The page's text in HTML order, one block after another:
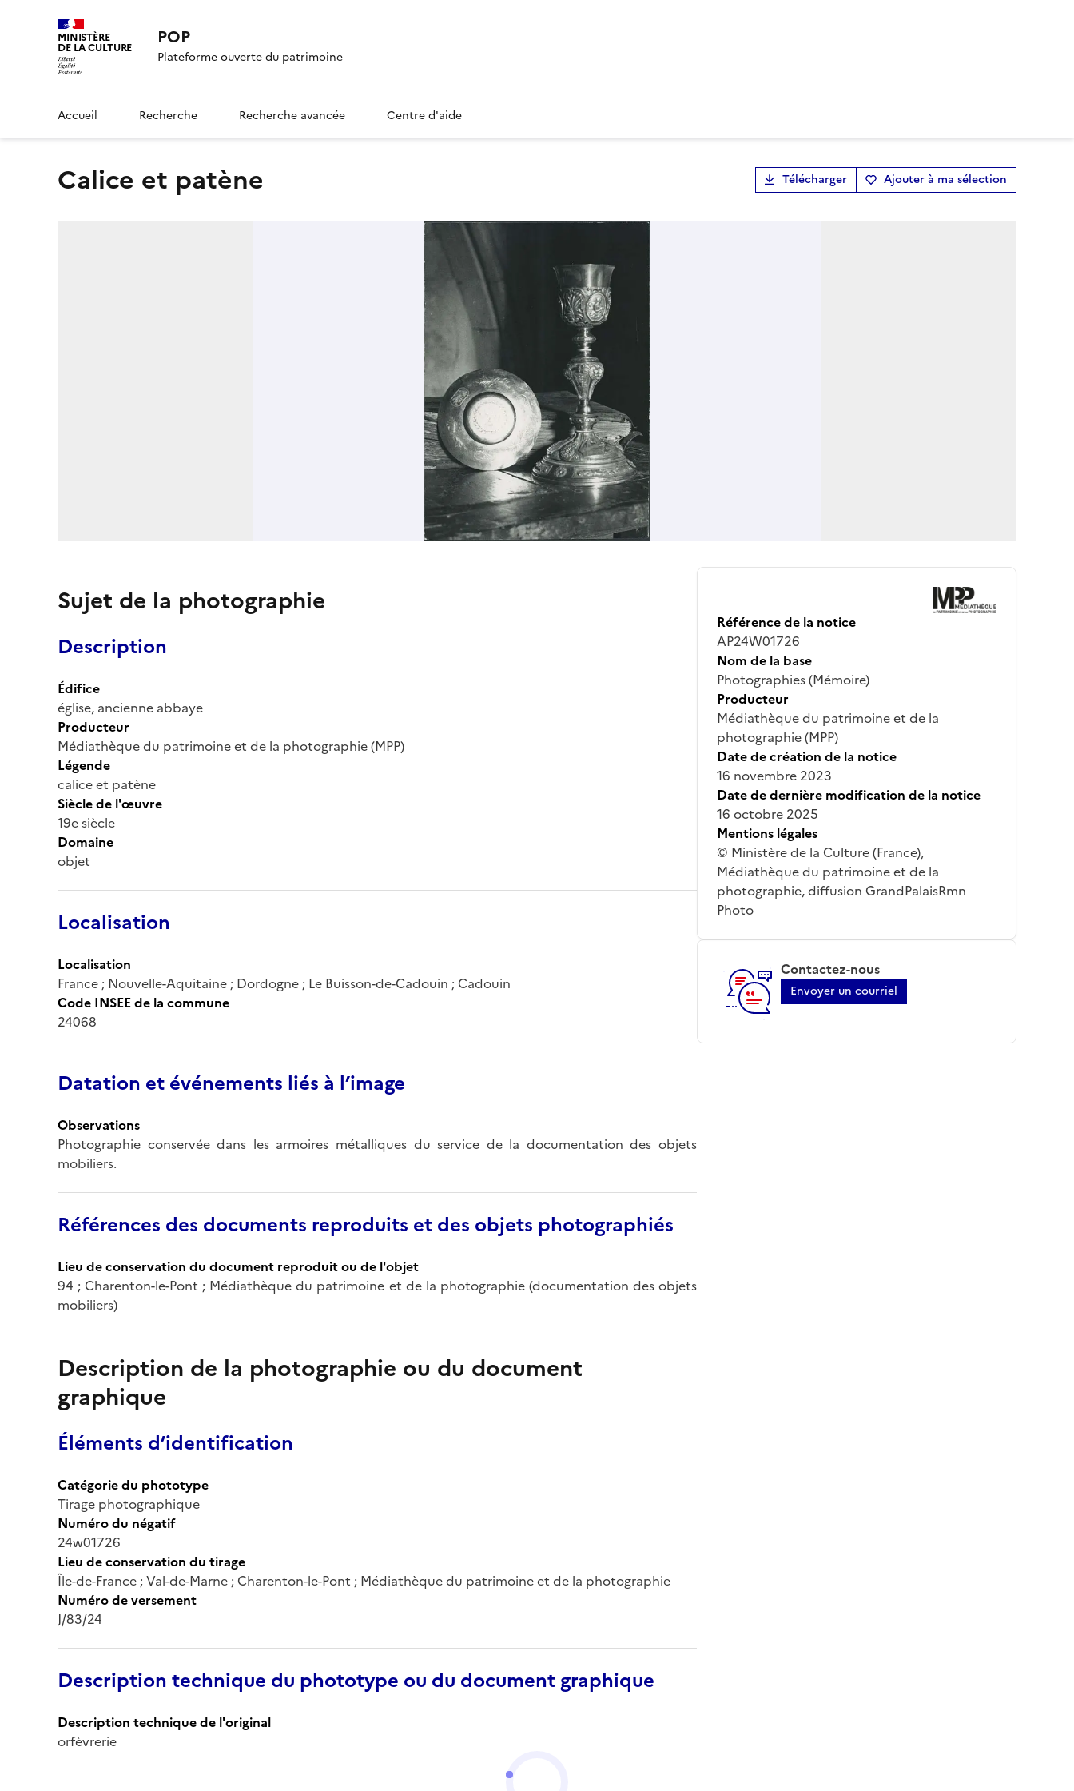
MINISTÈRE
DE LA CULTURE POP
Plateforme ouverte du patrimoine
Accueil Recherche Recherche avancée Centre d'aide
calice et patène Télécharger Ajouter à ma sélection
Sujet de la photographie
Description
Édifice
église, ancienne abbaye
Producteur
Médiathèque du patrimoine et de la photographie (MPP)
Légende
calice et patène
Siècle de l'œuvre
19e siècle
Domaine
objet
Localisation
Localisation
France ; Nouvelle-Aquitaine ; Dordogne ; Le Buisson-de-Cadouin ; Cadouin
Code INSEE de la commune
24068
Datation et événements liés à l’image
Observations
Photographie conservée dans les armoires métalliques du service de la documentation des objets
mobiliers.
Références des documents reproduits et des objets photographiés
Lieu de conservation du document reproduit ou de l'objet
94 ; Charenton-le-Pont ; Médiathèque du patrimoine et de la photographie (documentation des objets
mobiliers)
Description de la photographie ou du document
graphique
Éléments d’identification
Catégorie du phototype
Tirage photographique
Numéro du négatif
24w01726
Lieu de conservation du tirage
Île-de-France ; Val-de-Marne ; Charenton-le-Pont ; Médiathèque du patrimoine et de la photographie
Numéro de versement
J/83/24
Description technique du phototype ou du document graphique
Description technique de l'original
orfèvrerie
Référence de la notice
AP24W01726
Nom de la base
Photographies (Mémoire)
Producteur
Médiathèque du patrimoine et de la
photographie (MPP)
Date de création de la notice
16 novembre 2023
Date de dernière modification de la notice
16 octobre 2025
Mentions légales
© Ministère de la Culture (France),
Médiathèque du patrimoine et de la
photographie, diffusion GrandPalaisRmn
Photo
Contactez-nous
Envoyer un courriel